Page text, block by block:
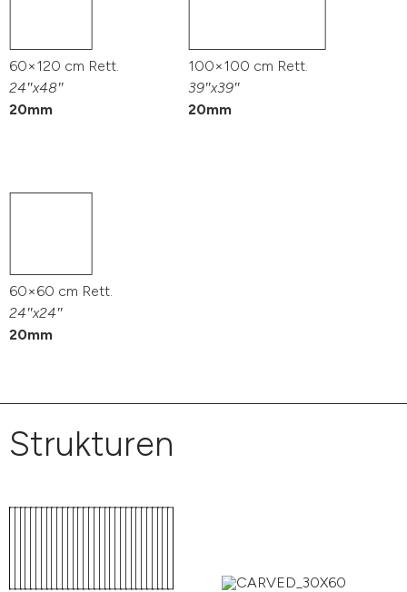
60×120 cm Rett.
24″x48″
20mm
100×100 cm Rett.
39″x39″
20mm
60×60 cm Rett.
24″x24″
20mm
Strukturen